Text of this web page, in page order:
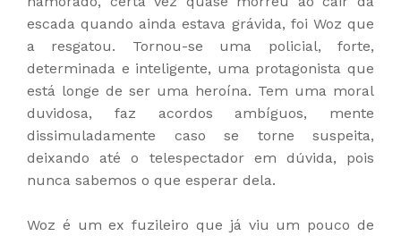
escada quando ainda estava grávida, foi Woz que
a resgatou. Tornou-se uma policial, forte,
determinada e inteligente, uma protagonista que
está longe de ser uma heroína. Tem uma moral
duvidosa, faz acordos ambíguos, mente
dissimuladamente caso se torne suspeita,
deixando até o telespectador em dúvida, pois
nunca sabemos o que esperar dela.
Woz é um ex fuzileiro que já viu um pouco de